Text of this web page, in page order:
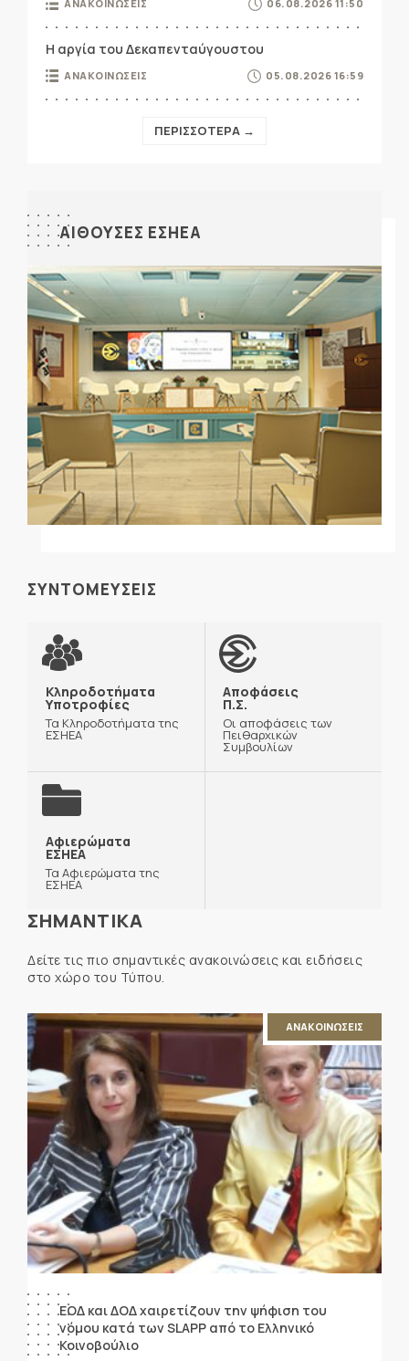
ΑΝΑΚΟΙΝΩΣΕΙΣ 06.08.2026 11:50
Η αργία του Δεκαπενταύγουστου
ΑΝΑΚΟΙΝΩΣΕΙΣ 05.08.2026 16:59
ΠΕΡΙΣΣΟΤΕΡΑ →
ΑΙΘΟΥΣΕΣ ΕΣΗΕΑ
ΣΥΝΤΟΜΕΥΣΕΙΣ
Κληροδοτήματα
Υποτροφίες
Τα Κληροδοτήματα της
ΕΣΗΕΑ
Αποφάσεις
Π.Σ.
Οι αποφάσεις των
Πειθαρχικών
Συμβουλίων
Αφιερώματα
ΕΣΗΕΑ
Τα Αφιερώματα της
ΕΣΗΕΑ
ΣΗΜΑΝΤΙΚΑ
Δείτε τις πιο σημαντικές ανακοινώσεις και ειδήσεις
στο χώρο του Τύπου.
ΑΝΑΚΟΙΝΩΣΕΙΣ
ΕΟΔ και ΔΟΔ χαιρετίζουν την ψήφιση του
νόμου κατά των SLAPP από το Ελληνικό
Κοινοβούλιο